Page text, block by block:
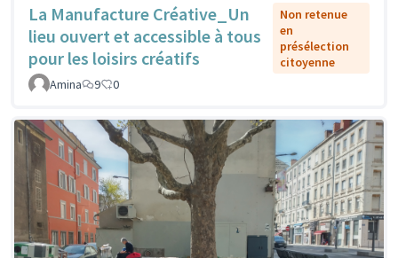
La Manufacture Créative_Un
lieu ouvert et accessible à tous
pour les loisirs créatifs
Non retenue
en
présélection
citoyenne
Amina
9 0